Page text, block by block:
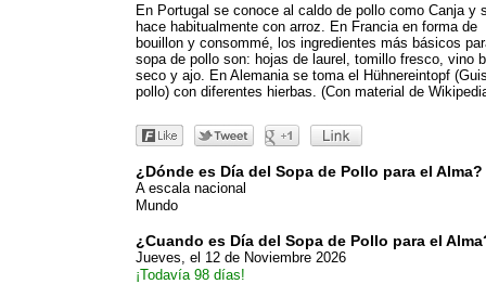
En Portugal se conoce al caldo de pollo como Canja y
hace habitualmente con arroz. En Francia en forma de
bouillon y consommé, los ingredientes más básicos
sopa de pollo son: hojas de laurel, tomillo fresco, vino
seco y ajo. En Alemania se toma el Hühnereintopf
pollo) con diferentes hierbas. (Con material de
¿Dónde es Día del Sopa de Pollo para el Alma?
A escala nacional
Mundo
¿Cuando es Día del Sopa de Pollo para el
Jueves, el 12 de Noviembre 2026
¡Todavía 98 días!